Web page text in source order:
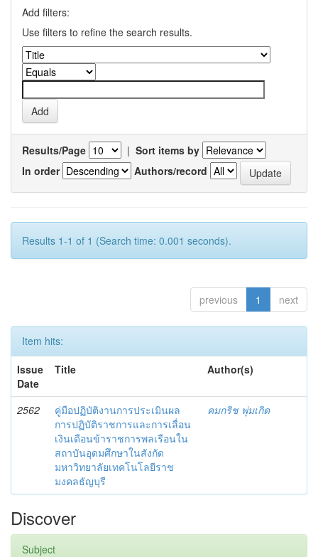
Add filters:
Use filters to refine the search results.
Results/Page | Sort items by
In order
Authors/record
Results 1-1 of 1 (Search time: 0.001 seconds).
previous 1 next
Item hits:
Issue
Date
Title Author(s)
2562
คู่มือปฏิบัติงานการประเมินผล
การปฏิบัติราชการและการเลื่อน
เงินเดือนข้าราชการพลเรือนใน
สถาบันอุดมศึกษาในสังกัด
มหาวิทยาลัยเทคโนโลยีราช
มงคลธัญบุรี
คมกริช พุ่มเกิด
Discover
Subject